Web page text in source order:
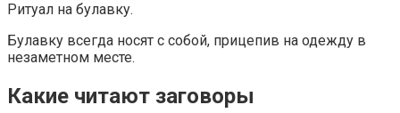
Ритуал на булавку.
Булавку всегда носят с собой, прицепив на одежду в
незаметном месте.
Какие читают заговоры